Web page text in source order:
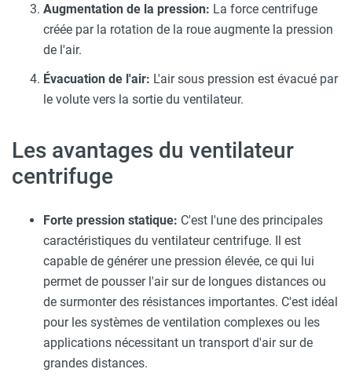
Augmentation de la pression: La force centrifuge
créée par la rotation de la roue augmente la pression
de l'air.
Évacuation de l'air: L'air sous pression est évacué par
le volute vers la sortie du ventilateur.
Les avantages du ventilateur
centrifuge
Forte pression statique: C'est l'une des principales
caractéristiques du ventilateur centrifuge. Il est
capable de générer une pression élevée, ce qui lui
permet de pousser l'air sur de longues distances ou
de surmonter des résistances importantes. C'est idéal
pour les systèmes de ventilation complexes ou les
applications nécessitant un transport d'air sur de
grandes distances.